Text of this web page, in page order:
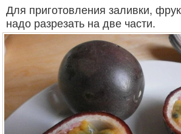
Для приготовления заливки,
надо разрезать на две части.